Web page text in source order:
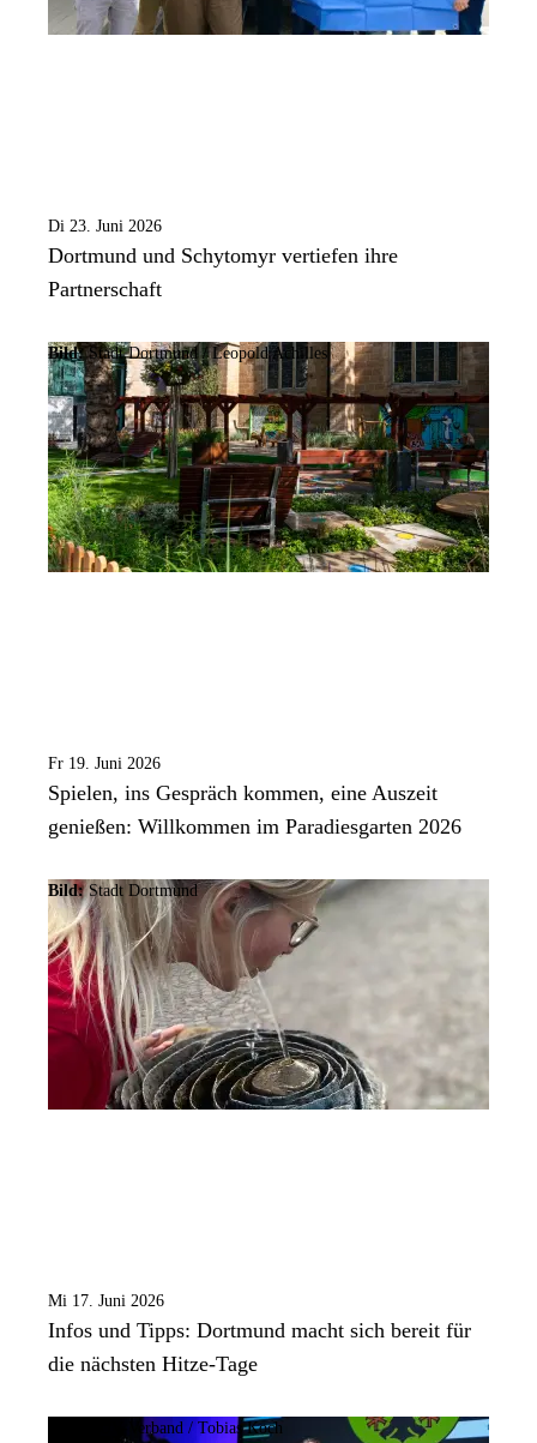
Di 23. Juni 2026
Dortmund und Schytomyr vertiefen ihre
Partnerschaft
Bild:Stadt Dortmund /Leopold Achilles
Fr 19. Juni 2026
Spielen, ins Gespräch kommen, eine Auszeit
genießen: Willkommen im Paradiesgarten 2026
Bild:Stadt Dortmund
Mi 17. Juni 2026
Infos und Tipps: Dortmund macht sich bereit für
die nächsten Hitze-Tage
TÜV-Verband / Tobias Koch